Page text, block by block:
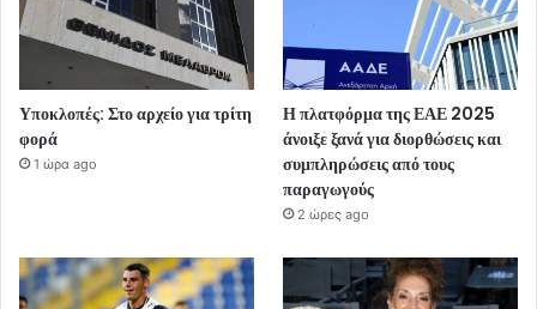
Υποκλοπές: Στο αρχείο για τρίτη
φορά
1 ώρα ago
Η πλατφόρμα της ΕΑΕ 2025
άνοιξε ξανά για διορθώσεις και
συμπληρώσεις από τους
παραγωγούς
2 ώρες ago